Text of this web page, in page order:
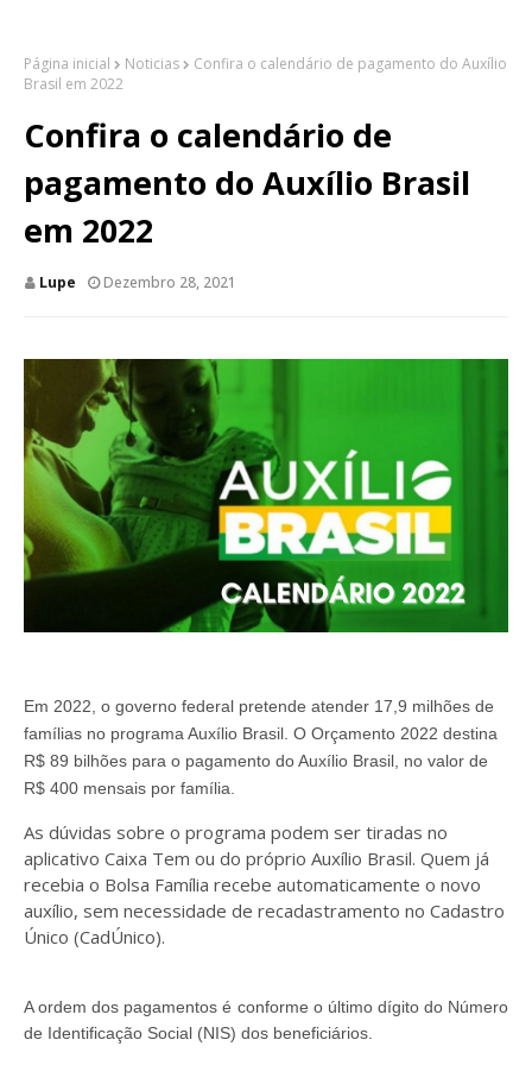
Página inicial Noticias
Confira o calendário de pagamento do Auxílio
Brasil em 2022
Confira o calendário de
pagamento do Auxílio Brasil
em 2022
Lupe Dezembro 28, 2021
Em 2022, o governo federal pretende atender 17,9 milhões de
famílias no programa Auxílio Brasil. O Orçamento 2022 destina
R$ 89 bilhões para o pagamento do Auxílio Brasil, no valor de
R$ 400 mensais por família.
As dúvidas sobre o programa podem ser tiradas no
aplicativo Caixa Tem ou do próprio Auxílio Brasil. Quem já
recebia o Bolsa Família recebe automaticamente o novo
auxílio, sem necessidade de recadastramento no Cadastro
Único (CadÚnico).
A ordem dos pagamentos é conforme o último dígito do Número
de Identificação Social (NIS) dos beneficiários.